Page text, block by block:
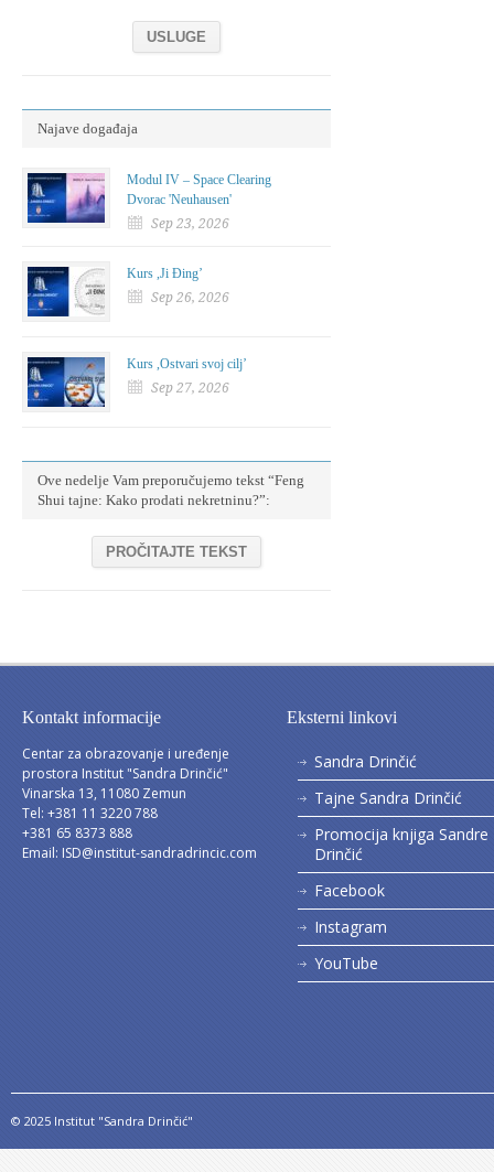
USLUGE
Najave događaja
Modul IV – Space Clearing
Dvorac 'Neuhausen'
Sep 23, 2026
Kurs ,Ji Đing’
Sep 26, 2026
Kurs ,Ostvari svoj cilj’
Sep 27, 2026
Ove nedelje Vam preporučujemo tekst “Feng
Shui tajne: Kako prodati nekretninu?”:
PROČITAJTE TEKST
Kontakt informacije
Centar za obrazovanje i uređenje
prostora Institut "Sandra Drinčić"
Vinarska 13, 11080 Zemun
Tel: +381 11 3220 788
+381 65 8373 888
Email: ISD@institut-sandradrincic.com
Eksterni linkovi
Sandra Drinčić
Tajne Sandra Drinčić
Promocija knjiga Sandre
Drinčić
Facebook
Instagram
YouTube
© 2025 Institut "Sandra Drinčić"